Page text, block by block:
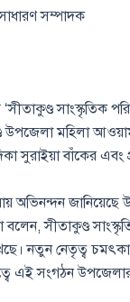
সম্পাদক
সাংস্কৃতিক
উপজেলা মহিলা
সুরাইয়া বাঁকের
অভিনন্দন জানিয়েছে
সীতাকুণ্ড
নতুন নেতৃত্ব
এই সংগঠন